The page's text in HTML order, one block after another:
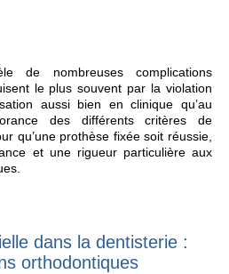
de nombreuses complications
le plus souvent par la violation
aussi bien en clinique qu’au
des différents critères de
qu’une prothèse fixée soit réussie,
et une rigueur particulière aux
dans la dentisterie :
orthodontiques